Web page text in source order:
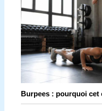
Burpees : pourquoi